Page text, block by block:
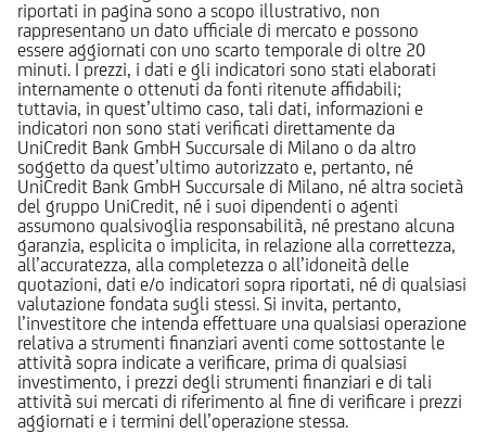
riportati in pagina sono a scopo illustrativo, non
rappresentano un dato ufficiale di mercato e possono
essere aggiornati con uno scarto temporale di oltre 20
minuti. I prezzi, i dati e gli indicatori sono stati elaborati
internamente o ottenuti da fonti ritenute affidabili;
tuttavia, in quest’ultimo caso, tali dati, informazioni e
indicatori non sono stati verificati direttamente da
UniCredit Bank GmbH Succursale di Milano o da altro
soggetto da quest’ultimo autorizzato e, pertanto, né
UniCredit Bank GmbH Succursale di Milano, né altra società
del gruppo UniCredit, né i suoi dipendenti o agenti
assumono qualsivoglia responsabilità, né prestano alcuna
garanzia, esplicita o implicita, in relazione alla correttezza,
all’accuratezza, alla completezza o all’idoneità delle
quotazioni, dati e/o indicatori sopra riportati, né di qualsiasi
valutazione fondata sugli stessi. Si invita, pertanto,
l’investitore che intenda effettuare una qualsiasi operazione
relativa a strumenti finanziari aventi come sottostante le
attività sopra indicate a verificare, prima di qualsiasi
investimento, i prezzi degli strumenti finanziari e di tali
attività sui mercati di riferimento al fine di verificare i prezzi
aggiornati e i termini dell’operazione stessa.